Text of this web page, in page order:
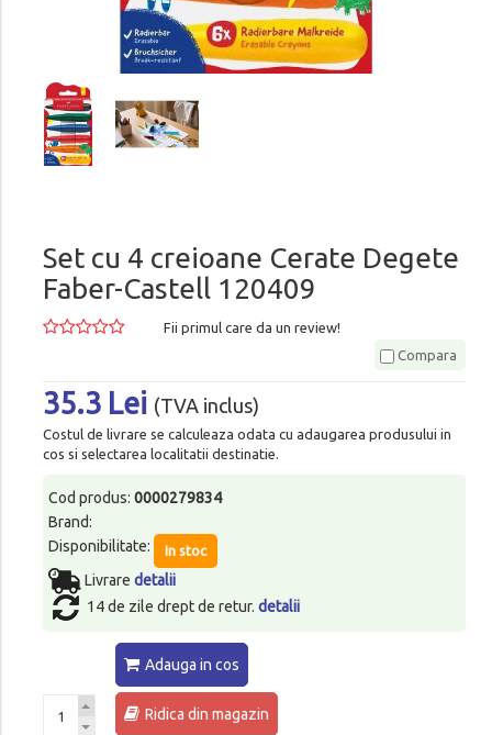
Set cu 4 creioane Cerate Degete
Faber-Castell 120409
Fii primul care da un review!
Compara
35.3 Lei (TVA inclus)
Costul de livrare se calculeaza odata cu adaugarea produsului in
cos si selectarea localitatii destinatie.
Cod produs: 0000279834
Brand:
Disponibilitate:
In stoc
Livrare detalii
14 de zile drept de retur. detalii
Adauga in cos
Ridica din magazin